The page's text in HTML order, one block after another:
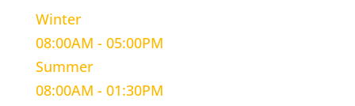
Winter
08:00AM - 05:00PM
Summer
08:00AM - 01:30PM